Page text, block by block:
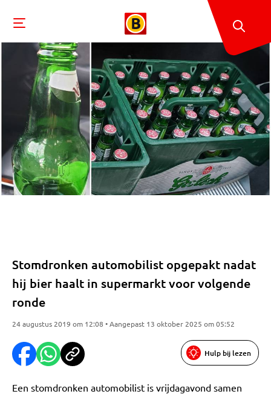
Stomdronken automobilist opgepakt nadat
hij bier haalt in supermarkt voor volgende
ronde
24 augustus 2019 om 12:08 • Aangepast 13 oktober 2025 om 05:52
Hulp bij lezen
Een stomdronken automobilist is vrijdagavond samen